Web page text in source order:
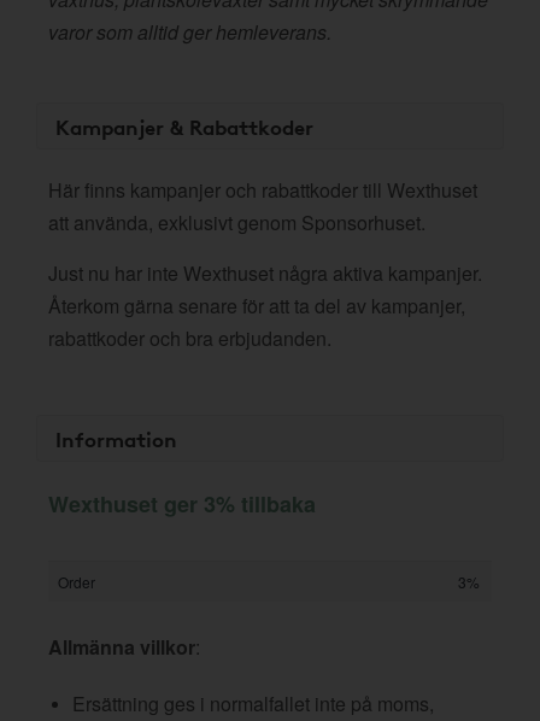
varor som alltid ger hemleverans.
Kampanjer & Rabattkoder
Här finns kampanjer och rabattkoder till Wexthuset
att använda, exklusivt genom Sponsorhuset.
Just nu har inte Wexthuset några aktiva kampanjer.
Återkom gärna senare för att ta del av kampanjer,
rabattkoder och bra erbjudanden.
Information
Wexthuset ger 3% tillbaka
Order 3%
Allmänna villkor:
Ersättning ges i normalfallet inte på moms,